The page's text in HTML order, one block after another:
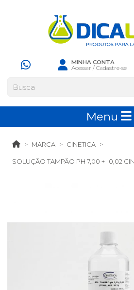
MINHA CONTA
Acessar /Cadastre-se
Menu
MARCA CINETICA
SOLUÇÃO TAMPÃO PH 7,00 +- 0,02